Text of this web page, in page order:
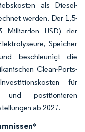
als Diesel-
werden. Der 1,5-
Milliarden USD) der
Speicher
beschleunigt die
Clean-Ports-
für
und positionieren
ab 2027.
*